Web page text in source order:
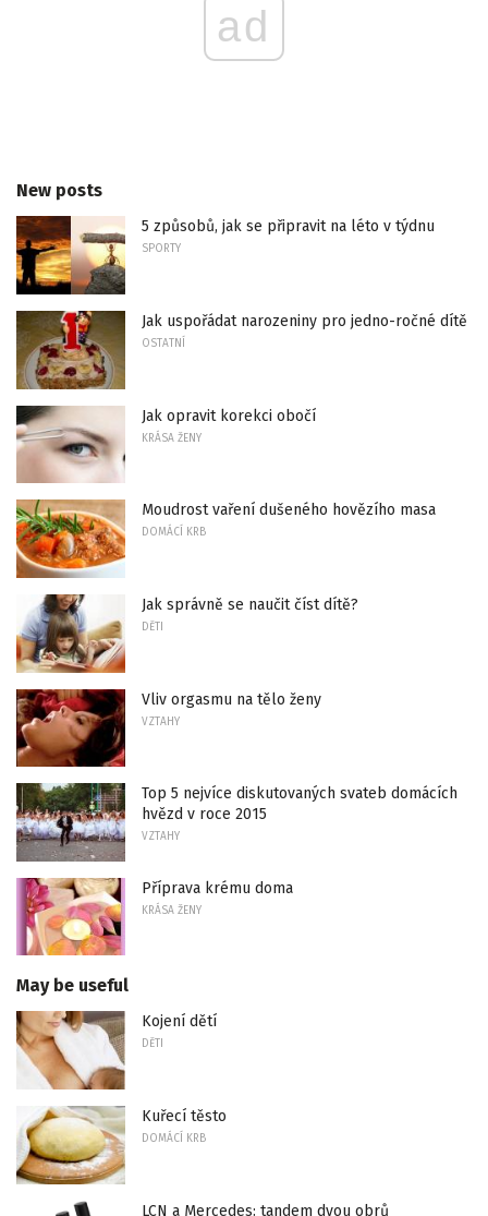
ad
New posts
5 způsobů, jak se připravit na léto v týdnu
SPORTY
Jak uspořádat narozeniny pro jedno-ročné dítě
OSTATNÍ
Jak opravit korekci obočí
KRÁSA ŽENY
Moudrost vaření dušeného hovězího masa
DOMÁCÍ KRB
Jak správně se naučit číst dítě?
DĚTI
Vliv orgasmu na tělo ženy
VZTAHY
Top 5 nejvíce diskutovaných svateb domácích
hvězd v roce 2015
VZTAHY
Příprava krému doma
KRÁSA ŽENY
May be useful
Kojení dětí
DĚTI
Kuřecí těsto
DOMÁCÍ KRB
LCN a Mercedes: tandem dvou obrů